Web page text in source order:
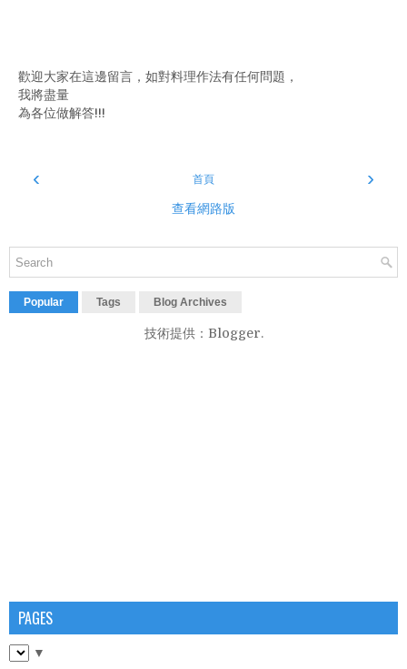
歡迎大家在這邊留言，如對料理作法有任何問題，
我將盡量
為各位做解答!!!
‹ ›
首頁
查看網路版
Popular Tags Blog Archives
技術提供： Blogger.
PAGES
▼